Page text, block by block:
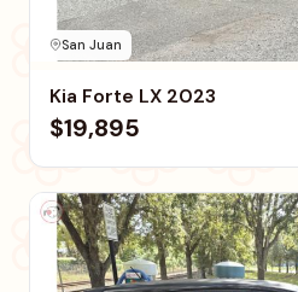
San Juan
Kia Forte LX 2023
$19,895